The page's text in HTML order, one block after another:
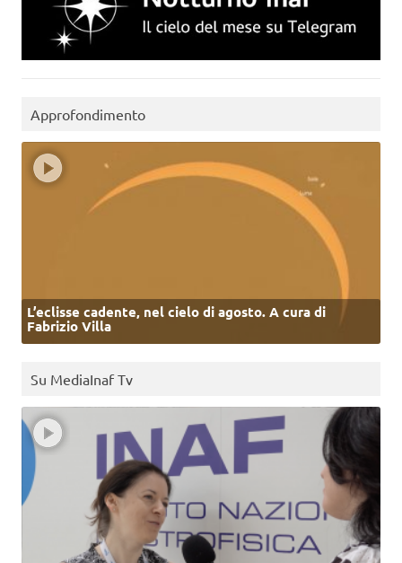
Approfondimento
L’eclisse cadente, nel cielo di agosto. A cura di
Fabrizio Villa
Su MediaInaf Tv